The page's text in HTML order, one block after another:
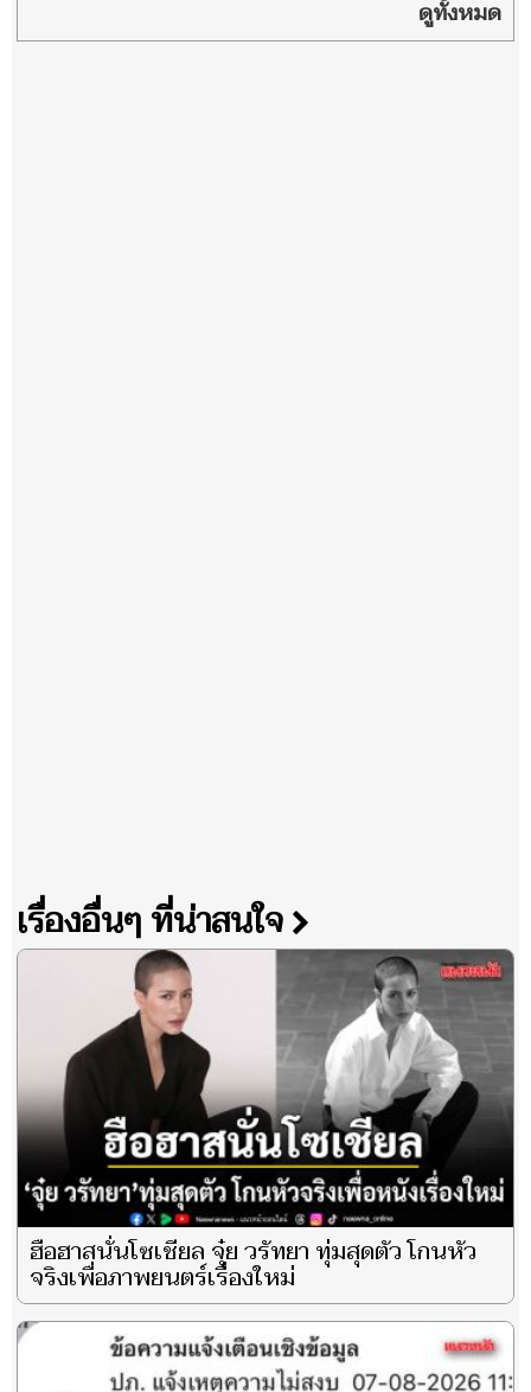
ดูทั้งหมด
เรื่องอื่นๆ ที่น่าสนใจ
ฮือฮาสนั่นโซเชียล จุ๋ย วรัทยา ทุ่มสุดตัว โกนหัว
จริงเพื่อภาพยนตร์เรื่องใหม่